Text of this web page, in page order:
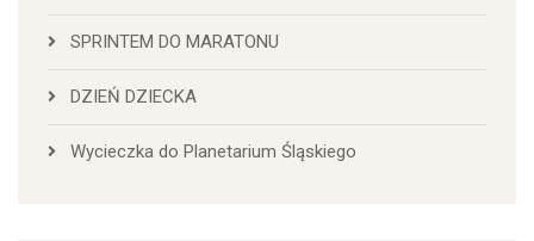
SPRINTEM DO MARATONU
DZIEŃ DZIECKA
Wycieczka do Planetarium Śląskiego